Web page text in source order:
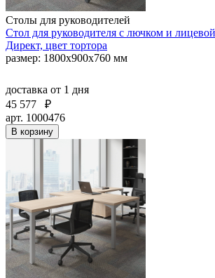
Столы для руководителей
Стол для руководителя с лючком и
Директ, цвет тортора
размер: 1800х900х760 мм
доставка от 1 дня
45 577
₽
арт. 1000476
В корзину